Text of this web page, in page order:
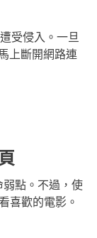
受侵入。一旦
上斷開網路連
點。不過，使
喜歡的電影。